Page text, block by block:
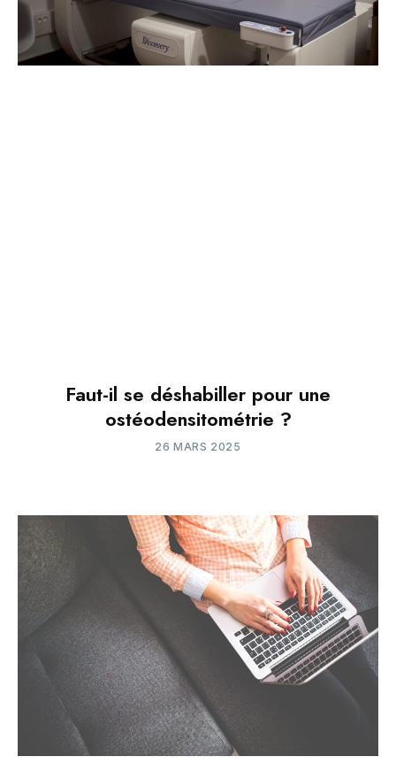
Faut-il se déshabiller pour une
ostéodensitométrie ?
26 MARS 2025